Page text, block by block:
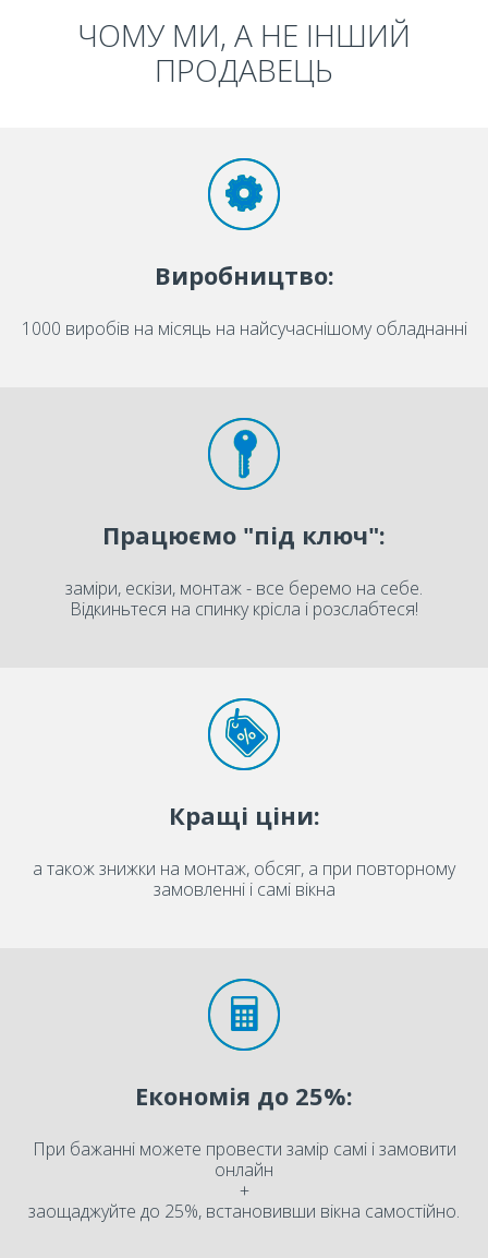
ЧОМУ МИ, А НЕ ІНШИЙ
ПРОДАВЕЦЬ
Виробництво:
1000 виробів на місяць на найсучаснішому обладнанні
Працюємо "під ключ":
заміри, ескізи, монтаж - все беремо на себе.
Відкиньтеся на спинку крісла і розслабтеся!
Кращі ціни:
а також знижки на монтаж, обсяг, а при повторному
замовленні і самі вікна
Економія до 25%:
При бажанні можете провести замір самі і замовити
онлайн
+
заощаджуйте до 25%, встановивши вікна самостійно.